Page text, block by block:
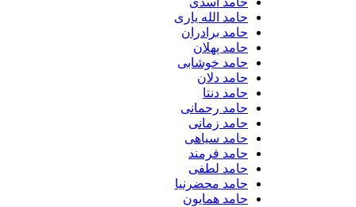
حامد الله یاری
حامد برادران
حامد پهلان
حامد خوشابی
حامد دلان
حامد دنتا
حامد رحمانی
حامد زمانی
حامد سیاهی
حامد فرمند
حامد لطفی
حامد محضرنیا
حامد همایون